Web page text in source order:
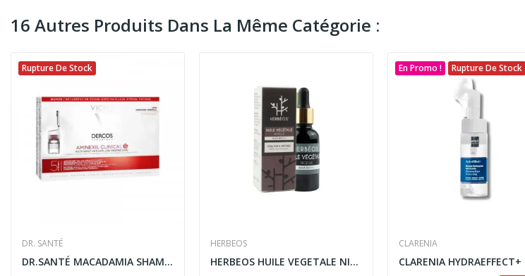
16 Autres Produits Dans La Même Catégorie :
Rupture De Stock
DR. SANTÉ
DR.SANTÉ MACADAMIA SHAMPOOING CHEVEUX...
HERBEOS
HERBEOS HUILE VEGETALE NIGELLE 30ML
En Promo ! Rupture De Stock
CLARENIA